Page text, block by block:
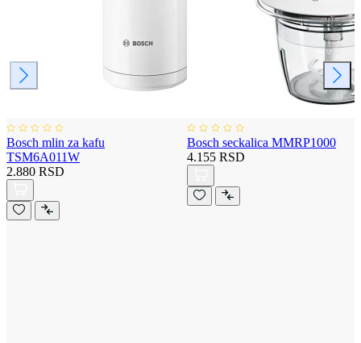
Bosch mlin za kafu
TSM6A011W
2.880 RSD
Bosch seckalica MMRP1000
4.155 RSD